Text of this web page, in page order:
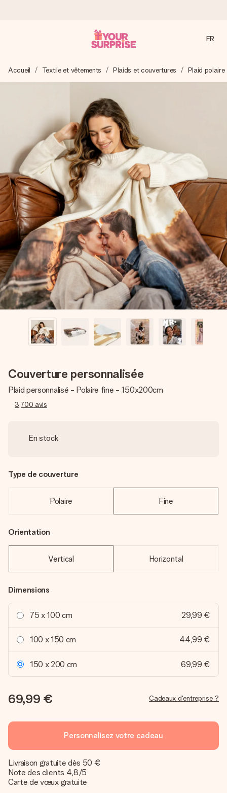
Nous préparons votre cadeau avec attention et l’envoyons
en un éclair – pour que vous puissiez l’offrir au bon moment,
4,9 (sur la base de +15 000 avis)
Nos cadeaux sont appréciés. Les clients nous attribuent
une note de 4,9 sur Google Reviews (total de tous les
pays où nous sommes présents).
Carte de vœux gratuite
Créez quelque chose d’unique en quelques étapes – avec
son prénom, votre photo ou un message qui touche le cœur.
Sans complications, juste tout l’amour pour le moment idéal.
FR
Accueil Textile et vêtements Plaids et couvertures Plaid polaire
Couverture personnalisée
Plaid personnalisé - Polaire fine - 150x200cm
3,700 avis
En stock
Type de couverture
Polaire Fine
Orientation
Vertical Horizontal
Dimensions
75 x 100 cm 29,99 €
100 x 150 cm 44,99 €
150 x 200 cm 69,99 €
69,99 € Cadeaux d'entreprise ?
Personnalisez votre cadeau
Livraison gratuite dès 50 €
Note des clients 4,8/5
Carte de vœux gratuite